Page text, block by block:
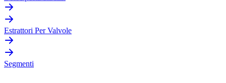
Estrattori Per Valvole
Segmenti